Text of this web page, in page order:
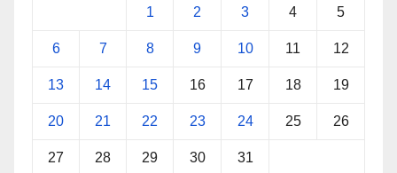
1 2 3 4 5
6 7 8 9 10 11 12
13 14 15 16 17 18 19
20 21 22 23 24 25 26
27 28 29 30 31